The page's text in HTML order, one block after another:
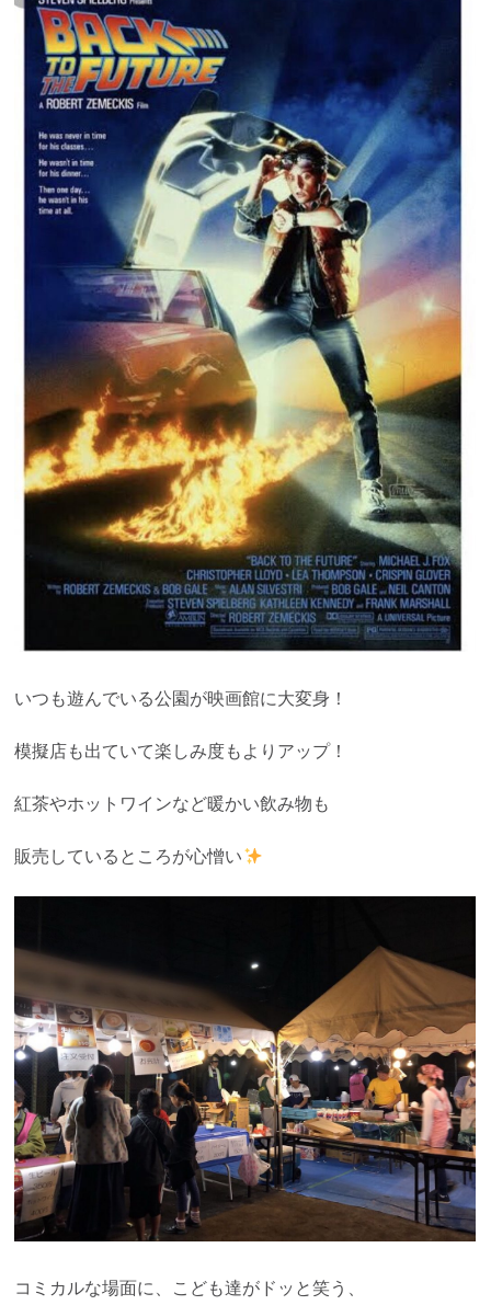
いつも遊んでいる公園が映画館に大変身！
模擬店も出ていて楽しみ度もよりアップ！
紅茶やホットワインなど暖かい飲み物も
販売しているところが心憎い
コミカルな場面に、こども達がドッと笑う、